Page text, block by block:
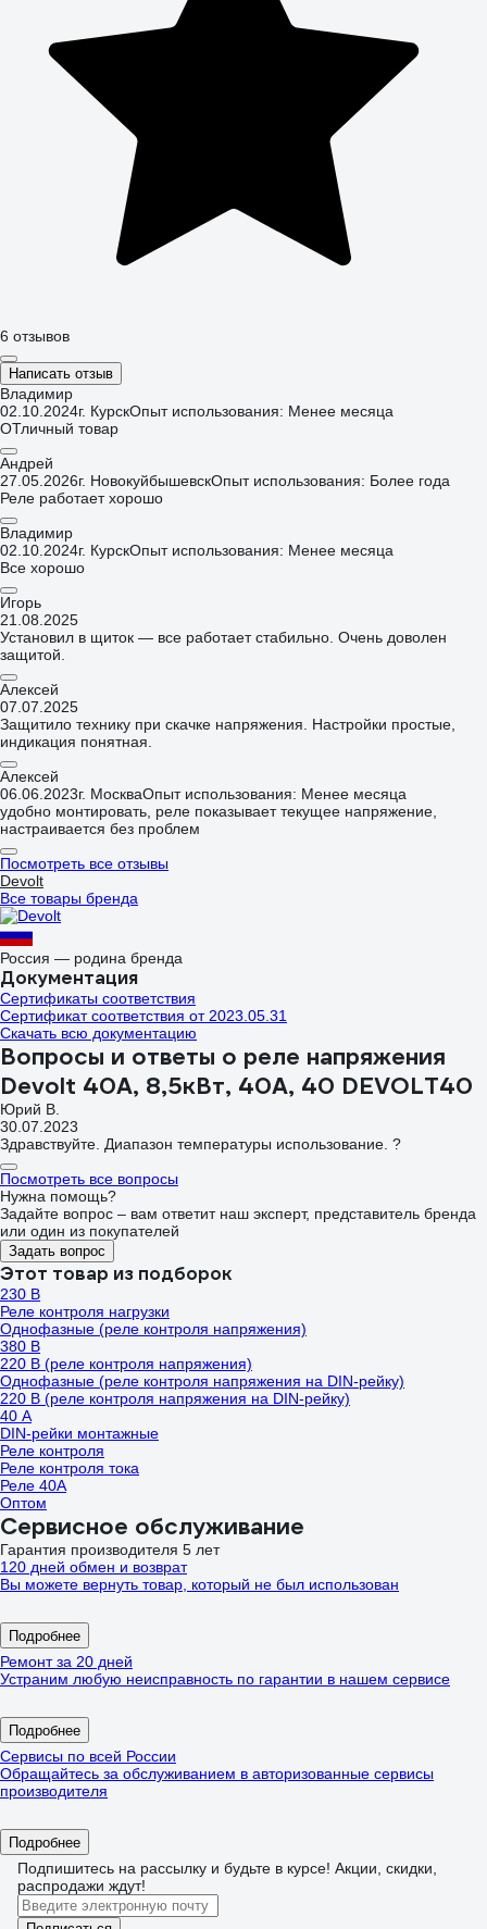
6 отзывов
Написать отзыв
Владимир
02.10.2024г. КурскОпыт использования: Менее месяца
ОТличный товар
Андрей
27.05.2026г. НовокуйбышевскОпыт использования: Более года
Реле работает хорошо
Владимир
02.10.2024г. КурскОпыт использования: Менее месяца
Все хорошо
Игорь
21.08.2025
Установил в щиток — все работает стабильно. Очень доволен
защитой.
Алексей
07.07.2025
Защитило технику при скачке напряжения. Настройки простые,
индикация понятная.
Алексей
06.06.2023г. МоскваОпыт использования: Менее месяца
удобно монтировать, реле показывает текущее напряжение,
настраивается без проблем
Посмотреть все отзывы
Devolt
Все товары бренда
Россия — родина бренда
Документация
Сертификаты соответствия
Сертификат соответствия от 2023.05.31
Скачать всю документацию
Вопросы и ответы о реле напряжения
Devolt 40A, 8,5кВт, 40А, 40 DEVOLT40
Юрий В.
30.07.2023
Здравствуйте. Диапазон температуры использование. ?
Посмотреть все вопросы
Нужна помощь?
Задайте вопрос – вам ответит наш эксперт, представитель бренда
или один из покупателей
Задать вопрос
Этот товар из подборок
230 В
Реле контроля нагрузки
Однофазные (реле контроля напряжения)
380 В
220 В (реле контроля напряжения)
Однофазные (реле контроля напряжения на DIN-рейку)
220 В (реле контроля напряжения на DIN-рейку)
40 А
DIN-рейки монтажные
Реле контроля
Реле контроля тока
Реле 40А
Оптом
Сервисное обслуживание
Гарантия производителя 5 лет
120 дней обмен и возврат
Вы можете вернуть товар, который не был использован
Подробнее
Ремонт за 20 дней
Устраним любую неисправность по гарантии в нашем сервисе
Подробнее
Сервисы по всей России
Обращайтесь за обслуживанием в авторизованные сервисы
производителя
Подробнее
Подпишитесь на рассылку и будьте в курсе! Акции, скидки,
распродажи ждут!